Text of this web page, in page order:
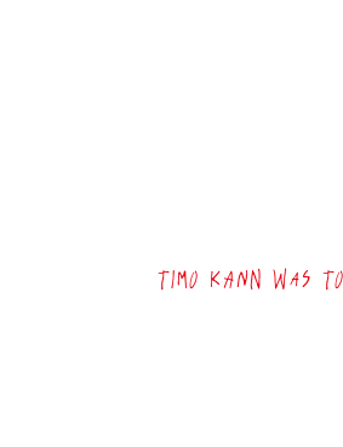
Timo kann was